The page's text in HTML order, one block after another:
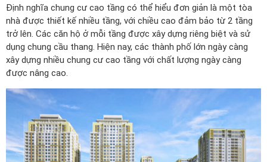
Định nghĩa chung cư cao tầng có thể hiểu đơn giản là một tòa
nhà được thiết kế nhiều tầng, với chiều cao đảm bảo từ 2 tầng
trở lên. Các căn hộ ở mỗi tầng được xây dựng riêng biệt và sử
dụng chung cầu thang. Hiện nay, các thành phố lớn ngày càng
xây dựng nhiều chung cư cao tầng với chất lượng ngày càng
được nâng cao.